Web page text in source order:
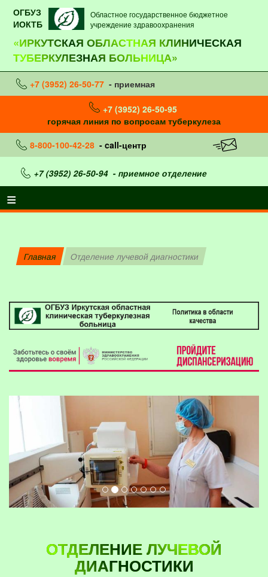
ОГБУЗ
ИОКТБ
Областное государственное бюджетное
учреждение здравоохранения
«ИРКУТСКАЯ ОБЛАСТНАЯ КЛИНИЧЕСКАЯ
ТУБЕРКУЛЕЗНАЯ БОЛЬНИЦА»
+7 (3952) 26-50-77 - приемная
+7 (3952) 26-50-95
горячая линия по вопросам туберкулеза
8-800-100-42-28 - call-центр
+7 (3952) 26-50-94- приемное отделение
Главная Отделение лучевой диагностики
ОТДЕЛЕНИЕ ЛУЧЕВОЙ
ДИАГНОСТИКИ